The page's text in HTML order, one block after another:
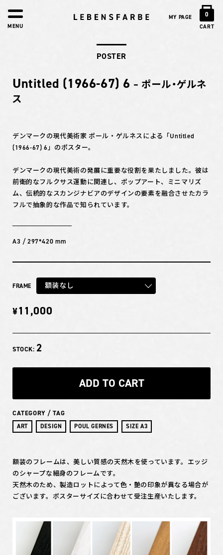
MY PAGE 0
CART
MENU
POSTER
Untitled (1966-67) 6 – ポール・ゲルネ
ス
デンマークの現代美術家 ポール・ゲルネスによる「Untitled
(1966-67) 6」のポスター。
デンマークの現代美術の発展に重要な役割を果たしました。彼は
前衛的なフルクサス運動に関連し、ポップアート、ミニマリズ
ム、伝統的なスカンジナビアのデザインの要素を融合させたカラ
フルで抽象的な作品で知られています。
A3 / 297*420 mm
FRAME 額装なし
¥11,000
STOCK: 2
ADD TO CART
CATEGORY / TAG
ART DESIGN POUL GERNES SIZE A3
額装のフレームは、美しい質感の天然木を使っています。エッジ
のシャープな細身のフレームです。
天然木のため、製造ロットによって色・艶の印象が異なる場合が
ございます。ポスターサイズに合わせて受注生産いたします。